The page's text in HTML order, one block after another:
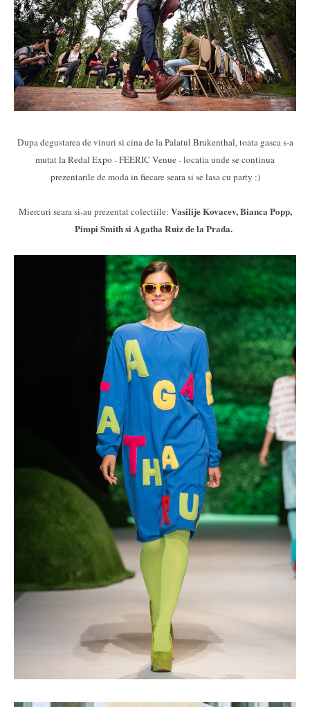
Dupa degustarea de vinuri si cina de la Palatul Brukenthal, toata gasca s-a
mutat la Redal Expo - FEERIC Venue - locatia unde se continua
prezentarile de moda in fiecare seara si se lasa cu party :)
Miercuri seara si-au prezentat colectiile: Vasilije Kovacev, Bianca Popp,
Pimpi Smith si Agatha Ruiz de la Prada.